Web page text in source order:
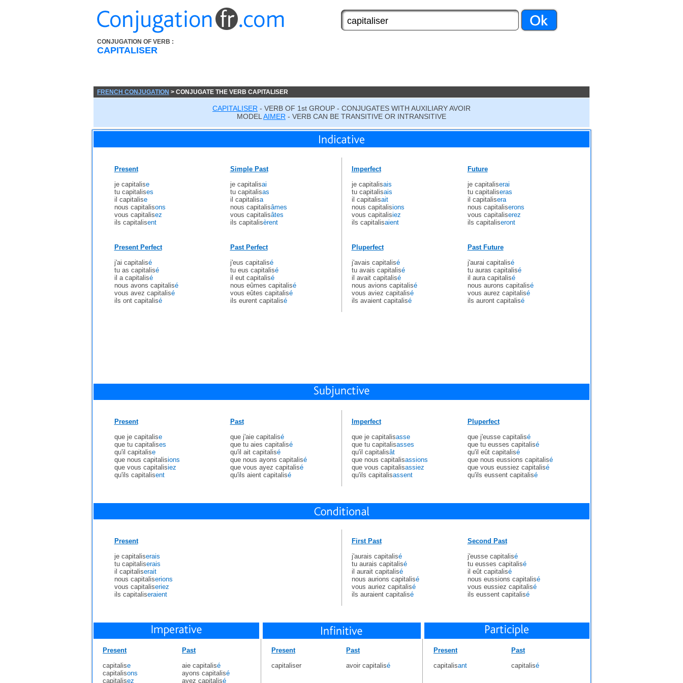
CONJUGATION OF VERB :
CAPITALISER
FRENCH CONJUGATION > CONJUGATE THE VERB CAPITALISER
CAPITALISER - VERB OF 1st GROUP - CONJUGATES WITH AUXILIARY AVOIR
MODEL AIMER - VERB CAN BE TRANSITIVE OR INTRANSITIVE
Present
je capitalise
tu capitalises
il capitalise
nous capitalisons
vous capitalisez
ils capitalisent
Simple Past
je capitalisai
tu capitalisas
il capitalisa
nous capitalisâmes
vous capitalisâtes
ils capitalisèrent
Present Perfect
j'ai capitalisé
tu as capitalisé
il a capitalisé
nous avons capitalisé
vous avez capitalisé
ils ont capitalisé
Past Perfect
j'eus capitalisé
tu eus capitalisé
il eut capitalisé
nous eûmes capitalisé
vous eûtes capitalisé
ils eurent capitalisé
Imperfect
je capitalisais
tu capitalisais
il capitalisait
nous capitalisions
vous capitalisiez
ils capitalisaient
Future
je capitaliserai
tu capitaliseras
il capitalisera
nous capitaliserons
vous capitaliserez
ils capitaliseront
Pluperfect
j'avais capitalisé
tu avais capitalisé
il avait capitalisé
nous avions capitalisé
vous aviez capitalisé
ils avaient capitalisé
Past Future
j'aurai capitalisé
tu auras capitalisé
il aura capitalisé
nous aurons capitalisé
vous aurez capitalisé
ils auront capitalisé
Present
que je capitalise
que tu capitalises
qu'il capitalise
que nous capitalisions
que vous capitalisiez
qu'ils capitalisent
Past
que j'aie capitalisé
que tu aies capitalisé
qu'il ait capitalisé
que nous ayons capitalisé
que vous ayez capitalisé
qu'ils aient capitalisé
Imperfect
que je capitalisasse
que tu capitalisasses
qu'il capitalisât
que nous capitalisassions
que vous capitalisassiez
qu'ils capitalisassent
Pluperfect
que j'eusse capitalisé
que tu eusses capitalisé
qu'il eût capitalisé
que nous eussions capitalisé
que vous eussiez capitalisé
qu'ils eussent capitalisé
Present
je capitaliserais
tu capitaliserais
il capitaliserait
nous capitaliserions
vous capitaliseriez
ils capitaliseraient
First Past
j'aurais capitalisé
tu aurais capitalisé
il aurait capitalisé
nous aurions capitalisé
vous auriez capitalisé
ils auraient capitalisé
Second Past
j'eusse capitalisé
tu eusses capitalisé
il eût capitalisé
nous eussions capitalisé
vous eussiez capitalisé
ils eussent capitalisé
Present
capitalise
capitalisons
capitalisez
Past
aie capitalisé
ayons capitalisé
ayez capitalisé
Present
capitaliser
Past
avoir capitalisé
Present
capitalisant
Past
capitalisé